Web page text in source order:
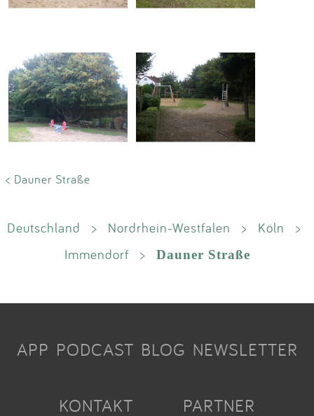
< Dauner Straße
Deutschland > Nordrhein-Westfalen > Köln
>
Immendorf
> Dauner Straße
APP PODCAST BLOG NEWSLETTER
KONTAKT PARTNER